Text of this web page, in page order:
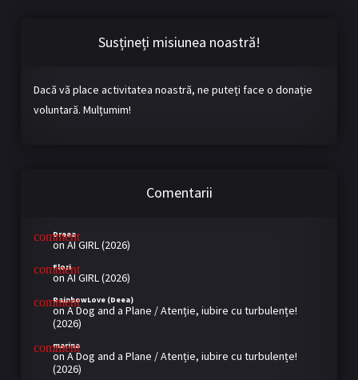
Susțineți misiunea noastră!
Dacă vă place activitatea noastră, ne puteți face o donație
voluntară. Mulțumim!
Comentarii
Dreea
onAI GIRL (2026)
Flori
onAI GIRL (2026)
RainbowLove (Deea)
onA Dog and a Plane / Atenție, iubire cu turbulențe!
(2026)
marina
onA Dog and a Plane / Atenție, iubire cu turbulențe!
(2026)